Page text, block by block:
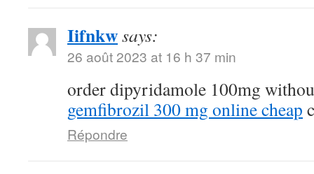
Iifnkwsays:
26 août 2023 at 16 h 37 min
order dipyridamole 100mg
gemfibrozil 300 mg online cheap
Répondre